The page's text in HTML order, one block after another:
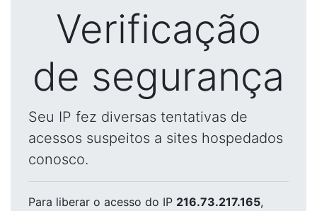
Verificação
de segurança
Seu IP fez diversas tentativas de
acessos suspeitos a sites hospedados
conosco.
Para liberar o acesso do IP 216.73.217.165,